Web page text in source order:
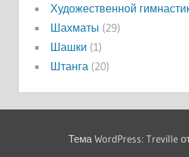
Художественной
Шахматы (29)
Шашки (1)
Штанга(20)
Тема WordPress: Treville